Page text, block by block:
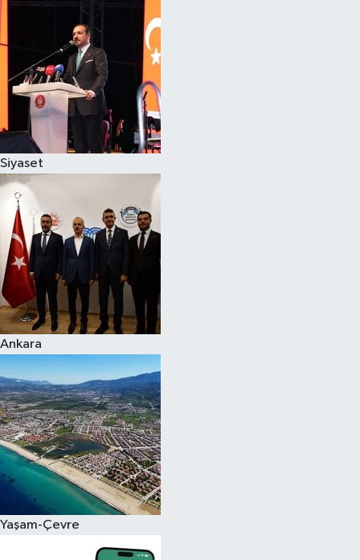
Siyaset
Ankara
Yaşam-Çevre
Kim kimdir?
Kültür Sanat
Sağlık
Siyaset
Teknoloji
Televizyon
Yaşam-Çevre